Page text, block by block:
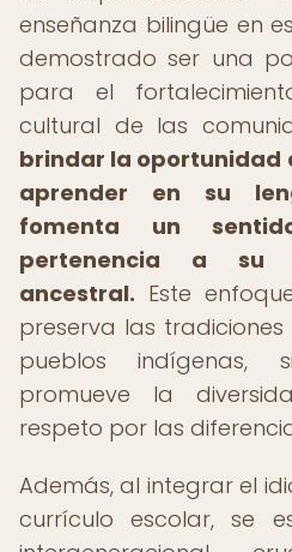
enseñanza bilingüe en
demostrado ser una
para el
cultural de las
brindar la oportunidad
aprender en su
fomenta un
pertenencia a su
ancestral. Este
preserva las
pueblos indígenas,
promueve la
respeto por las
Además, al integrar el
currículo escolar, se